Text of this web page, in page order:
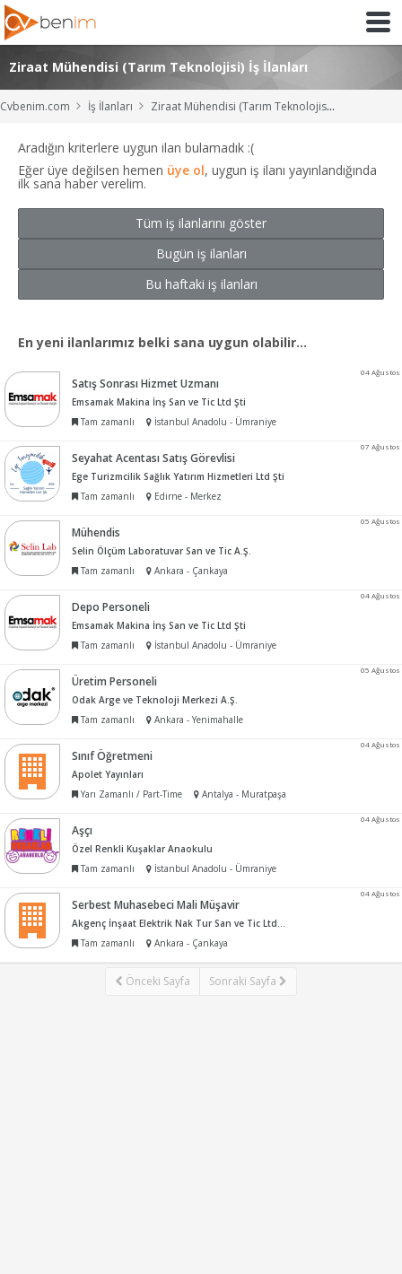
Ziraat Mühendisi (Tarım Teknolojisi) İş İlanları
Cvbenim.com İş İlanları Ziraat Mühendisi (Tarım Teknolojisi) İş İlanları
Aradığın kriterlere uygun ilan bulamadık :(
Eğer üye değilsen hemen üye ol, uygun iş ilanı yayınlandığında
ilk sana haber verelim.
Tüm iş ilanlarını göster
Bugün iş ilanları
Bu haftaki iş ilanları
En yeni ilanlarımız belki sana uygun olabilir...
04 Ağustos
Satış Sonrası Hizmet Uzmanı
Emsamak Makina İnş San ve Tic Ltd Şti
Tam zamanlı
İstanbul Anadolu - Ümraniye
07 Ağustos
Seyahat Acentası Satış Görevlisi
Ege Turizmcilik Sağlık Yatırım Hizmetleri Ltd Şti
Tam zamanlı
Edirne - Merkez
05 Ağustos
Mühendis
Selin Ölçüm Laboratuvar San ve Tic A.Ş.
Tam zamanlı
Ankara - Çankaya
04 Ağustos
Depo Personeli
Emsamak Makina İnş San ve Tic Ltd Şti
Tam zamanlı
İstanbul Anadolu - Ümraniye
05 Ağustos
Üretim Personeli
Odak Arge ve Teknoloji Merkezi A.Ş.
Tam zamanlı
Ankara - Yenimahalle
04 Ağustos
Sınıf Öğretmeni
Apolet Yayınları
Yarı Zamanlı / Part-Time
Antalya - Muratpaşa
04 Ağustos
Aşçı
Özel Renkli Kuşaklar Anaokulu
Tam zamanlı
İstanbul Anadolu - Ümraniye
04 Ağustos
Serbest Muhasebeci Mali Müşavir
Akgenç İnşaat Elektrik Nak Tur San ve Tic Ltd Şti
Tam zamanlı
Ankara - Çankaya
Önceki Sayfa Sonraki Sayfa